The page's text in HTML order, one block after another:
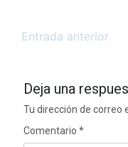
Entrada anterior
Deja una
Tu dirección de correo
Comentario *